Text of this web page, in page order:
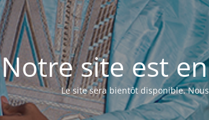
Notre site est
Le site sera bientôt disponible.